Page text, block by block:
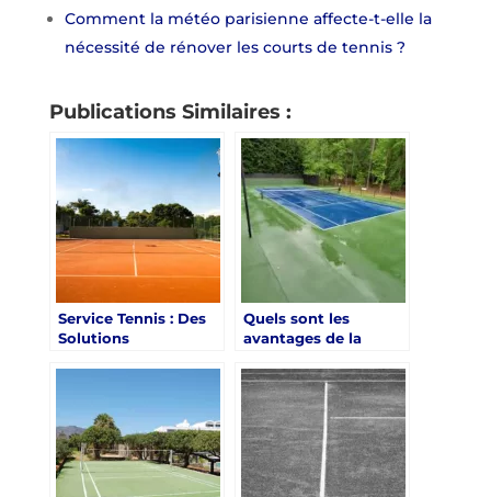
Comment la météo parisienne affecte-t-elle la
nécessité de rénover les courts de tennis ?
Publications Similaires :
Service Tennis : Des
Solutions
Paris
Quels sont les
avantages de la
tennis Paris pour les
clubs sportifs et les
institutions scolaires
?